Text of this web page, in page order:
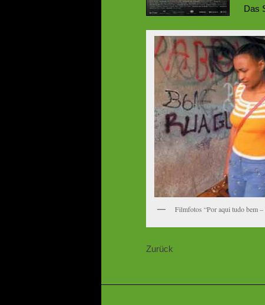
Das
Filmfotos “Por aqui tudo bem
Zurück